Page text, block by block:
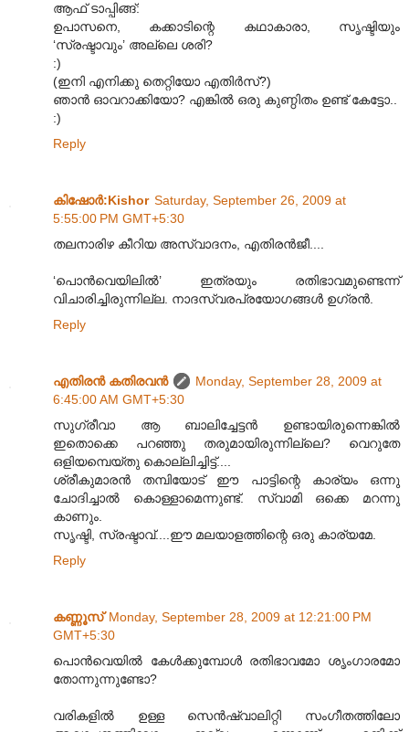
ആഫ് ടാപ്പിങ്ങ്:
ഉപാസനെ, കക്കാടിന്റെ കഥാകാരാ, സൃഷ്ടിയും
‘സ്രഷ്ടാവും’ അല്ലെ ശരി?
:)
(ഇനി എനിക്കു തെറ്റിയോ എതിര്‍സ്?)
ഞാന്‍ ഓവറാക്കിയോ? എങ്കില്‍ ഒരു കുണ്ഠിതം ഉണ്ട് കേട്ടോ..
:)
Reply
കിഷോർ‍:Kishor Saturday, September 26, 2009 at
5:55:00 PM GMT+5:30
തലനാരിഴ കീറിയ അസ്വാദനം, എതിരൻ‌ജീ....
‘പൊൻ‌വെയിലിൽ’ ഇത്രയും രതിഭാവമുണ്ടെന്ന്
വിചാരിച്ചിരുന്നില്ല. നാദസ്വരപ്രയോഗങ്ങൾ ഉഗ്രൻ.
Reply
എതിരന്‍ കതിരവന്‍
Monday, September 28, 2009 at
6:45:00 AM GMT+5:30
സുഗ്രീവാ ആ ബാലിച്ചേട്ടൻ ഉണ്ടായിരുന്നെങ്കിൽ
ഇതൊക്കെ പറഞ്ഞു തരുമായിരുന്നില്ലെ? വെറുതേ
ഒളിയമ്പെയ്തു കൊല്ലിച്ചിട്ട്....
ശ്രീകുമാരൻ തമ്പിയോട് ഈ പാട്ടിന്റെ കാര്യം ഒന്നു
ചോദിച്ചാൽ കൊള്ളാമെന്നുണ്ട്. സ്വാമി ഒക്കെ മറന്നു
കാണും.
സൃഷ്ടി, സ്രഷ്ടാവ്....ഈ മലയാളത്തിന്റെ ഒരു കാര്യമേ.
Reply
കണ്ണൂസ്‌ Monday, September 28, 2009 at 12:21:00 PM
GMT+5:30
പൊന്‍‌വെയില്‍ കേള്‍ക്കുമ്പോള്‍ രതിഭാവമോ ശൃംഗാരമോ
തോന്നുന്നുണ്ടോ?
വരികളില്‍ ഉള്ള സെന്‍ഷ്വാലിറ്റി സംഗീതത്തിലോ